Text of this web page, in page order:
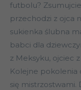
futbolu?
przechodzi z ojca
sukienka ślubna
babci dla
z Meksyku, ojciec
Kolejne pokolenia
się